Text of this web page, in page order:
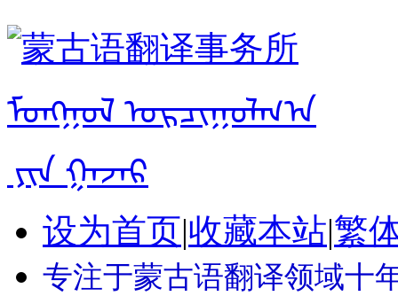
设为首页|收藏本站|繁
专注于蒙古语翻译领域十